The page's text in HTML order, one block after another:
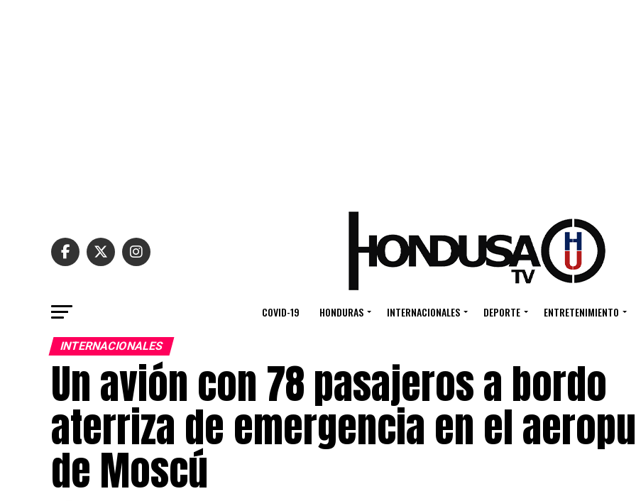
COVID-19 HONDURAS INTERNACIONALES DEPORTE ENTRETENIMIENTO
INTERNACIONALES
Un avión con 78 pasajeros a bordo
aterriza de emergencia en el
de Moscú